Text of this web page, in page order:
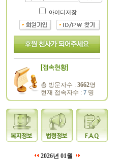
아이디저장
총 방문자수 : 3662명
현재 접속자수 : 7 명
2026년 01월